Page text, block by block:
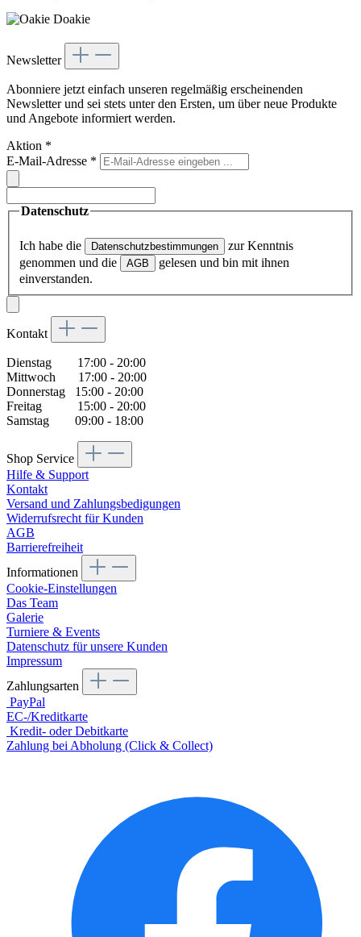
Newsletter
Abonniere jetzt einfach unseren regelmäßig erscheinenden
Newsletter und sei stets unter den Ersten, um über neue Produkte
und Angebote informiert werden.
Aktion *
E-Mail-Adresse *
Datenschutz
Ich habe die Datenschutzbestimmungen
zur Kenntnis
genommen und die
AGB
gelesen und bin mit ihnen
einverstanden.
Kontakt
Dienstag 17:00 - 20:00
Mittwoch 17:00 - 20:00
Donnerstag 15:00 - 20:00
Freitag 15:00 - 20:00
Samstag 09:00 - 18:00
Shop Service
Hilfe & Support
Kontakt
Versand und Zahlungsbedigungen
Widerrufsrecht für Kunden
AGB
Barrierefreiheit
Informationen
Cookie-Einstellungen
Das Team
Galerie
Turniere & Events
Datenschutz für unsere Kunden
Impressum
Zahlungsarten
PayPal
EC-/Kreditkarte
Kredit- oder Debitkarte
Zahlung bei Abholung (Click & Collect)